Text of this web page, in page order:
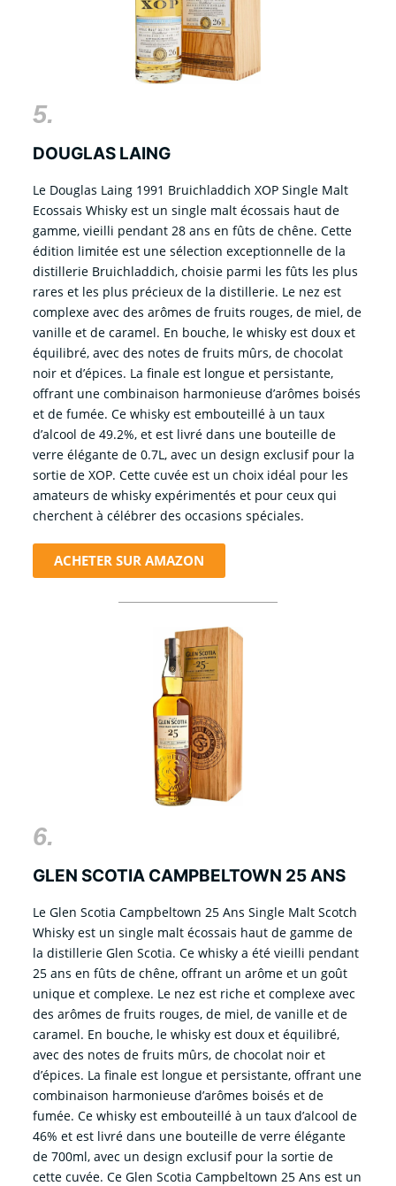
5.
DOUGLAS LAING
Le Douglas Laing 1991 Bruichladdich XOP Single Malt
Ecossais Whisky est un single malt écossais haut de
gamme, vieilli pendant 28 ans en fûts de chêne. Cette
édition limitée est une sélection exceptionnelle de la
distillerie Bruichladdich, choisie parmi les fûts les plus
rares et les plus précieux de la distillerie. Le nez est
complexe avec des arômes de fruits rouges, de miel, de
vanille et de caramel. En bouche, le whisky est doux et
équilibré, avec des notes de fruits mûrs, de chocolat
noir et d’épices. La finale est longue et persistante,
offrant une combinaison harmonieuse d’arômes boisés
et de fumée. Ce whisky est embouteillé à un taux
d’alcool de 49.2%, et est livré dans une bouteille de
verre élégante de 0.7L, avec un design exclusif pour la
sortie de XOP. Cette cuvée est un choix idéal pour les
amateurs de whisky expérimentés et pour ceux qui
cherchent à célébrer des occasions spéciales.
ACHETER SUR AMAZON
6.
GLEN SCOTIA CAMPBELTOWN 25 ANS
Le Glen Scotia Campbeltown 25 Ans Single Malt Scotch
Whisky est un single malt écossais haut de gamme de
la distillerie Glen Scotia. Ce whisky a été vieilli pendant
25 ans en fûts de chêne, offrant un arôme et un goût
unique et complexe. Le nez est riche et complexe avec
des arômes de fruits rouges, de miel, de vanille et de
caramel. En bouche, le whisky est doux et équilibré,
avec des notes de fruits mûrs, de chocolat noir et
d’épices. La finale est longue et persistante, offrant une
combinaison harmonieuse d’arômes boisés et de
fumée. Ce whisky est embouteillé à un taux d’alcool de
46% et est livré dans une bouteille de verre élégante
de 700ml, avec un design exclusif pour la sortie de
cette cuvée. Ce Glen Scotia Campbeltown 25 Ans est un